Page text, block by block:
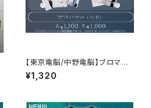
【東京電脳/中野電脳】ブロマイ
ドセットA NEOKYO CRUISE v
er.
¥1,320